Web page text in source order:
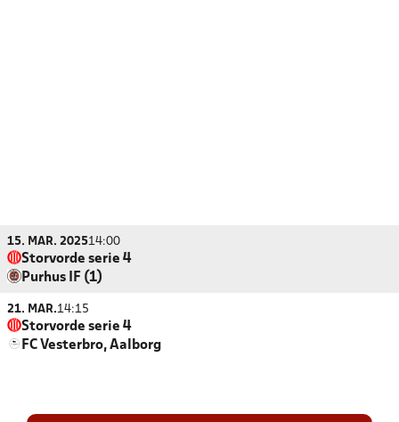
15. MAR. 202514:00
Storvorde serie 4
Purhus IF (1)
21. MAR.14:15
Storvorde serie 4
FC Vesterbro, Aalborg